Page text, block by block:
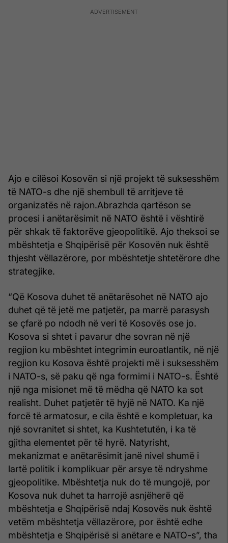
Ajo e cilësoi Kosovën si një projekt të suksesshëm
të NATO-s dhe një shembull të arritjeve të
organizatës në rajon.Abrazhda qartëson se
procesi i anëtarësimit në NATO është i vështirë
për shkak të faktorëve gjeopolitikë. Ajo theksoi se
mbështetja e Shqipërisë për Kosovën nuk është
thjesht vëllazërore, por mbështetje shtetërore dhe
strategjike.
“Që Kosova duhet të anëtarësohet në NATO ajo
duhet që të jetë me patjetër, pa marrë parasysh
se çfarë po ndodh në veri të Kosovës ose jo.
Kosova si shtet i pavarur dhe sovran në një
regjion ku mbështet integrimin euroatlantik, në një
regjion ku Kosova është projekti më i suksesshëm
i NATO-s, së paku që nga formimi i NATO-s. Është
një nga misionet më të mëdha që NATO ka sot
realisht. Duhet patjetër të hyjë në NATO. Ka një
forcë të armatosur, e cila është e kompletuar, ka
një sovranitet si shtet, ka Kushtetutën, i ka të
gjitha elementet për të hyrë. Natyrisht,
mekanizmat e anëtarësimit janë nivel shumë i
lartë politik i komplikuar për arsye të ndryshme
gjeopolitike. Mbështetja nuk do të mungojë, por
Kosova nuk duhet ta harrojë asnjëherë që
mbështetja e Shqipërisë ndaj Kosovës nuk është
vetëm mbështetja vëllazërore, por është edhe
mbështetja e Shqipërisë si anëtare e NATO-s”, tha